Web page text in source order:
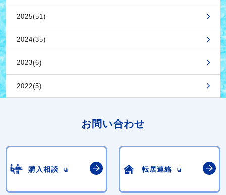
2025(51)
2024(35)
2023(6)
2022(5)
お問い合わせ
購入相談 転居連絡